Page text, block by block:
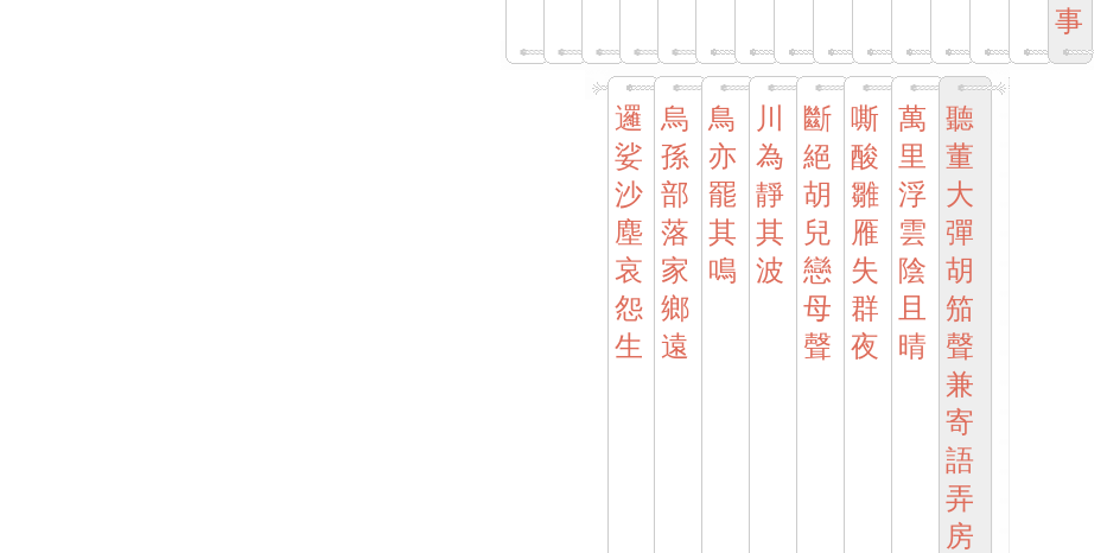
事
邏
娑
沙
塵
哀
怨
生
烏
孫
部
落
家
鄉
遠
鳥
亦
罷
其
鳴
川
為
靜
其
波
斷
絕
胡
兒
戀
母
聲
嘶
酸
雛
雁
失
群
夜
萬
里
浮
雲
陰
且
晴
聽
董
大
彈
胡
笳
聲
兼
寄
語
弄
房